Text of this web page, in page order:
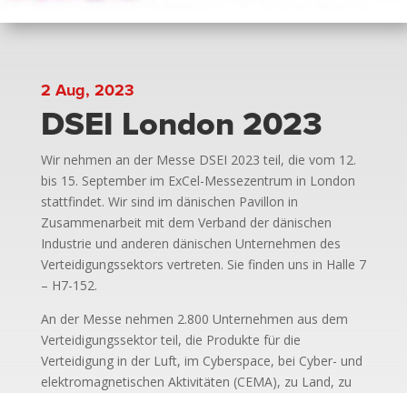
2 Aug, 2023
DSEI London 2023
Wir nehmen an der Messe DSEI 2023 teil, die vom 12.
bis 15. September im ExCel-Messezentrum in London
stattfindet. Wir sind im dänischen Pavillon in
Zusammenarbeit mit dem Verband der dänischen
Industrie und anderen dänischen Unternehmen des
Verteidigungssektors vertreten. Sie finden uns in Halle 7
– H7-152.
An der Messe nehmen 2.800 Unternehmen aus dem
Verteidigungssektor teil, die Produkte für die
Verteidigung in der Luft, im Cyberspace, bei Cyber- und
elektromagnetischen Aktivitäten (CEMA), zu Land, zu